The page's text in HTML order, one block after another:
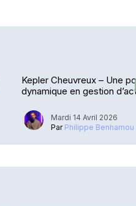
Kepler Cheuvreux – Une
dynamique en gestion
Mardi 14 Avril 2026
Par Philippe Benhamou